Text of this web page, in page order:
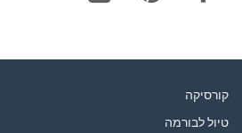
קורסיקה
טיול לבורמה